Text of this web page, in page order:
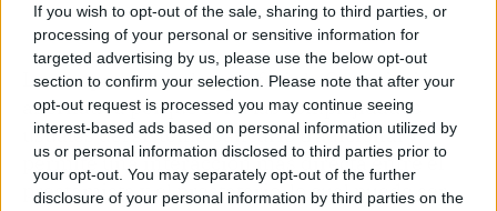
If you wish to opt-out of the sale, sharing to third parties, or
processing of your personal or sensitive information for
targeted advertising by us, please use the below opt-out
section to confirm your selection. Please note that after your
opt-out request is processed you may continue seeing
interest-based ads based on personal information utilized by
us or personal information disclosed to third parties prior to
your opt-out. You may separately opt-out of the further
disclosure of your personal information by third parties on the
Las empresas suelen preferir la financiación
alternativa porque evita las complejidades
usuales del sistema bancario tradicional y
permite una interacción más directa entre el
prestamista y el prestatario, lo cual puede ser